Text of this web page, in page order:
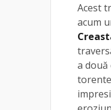
Acest
acum
a două